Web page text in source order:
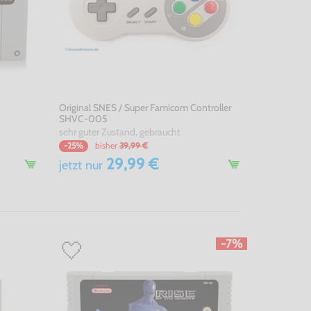
Original SNES / Super Famicom Controller
SHVC-005
sehr guter Zustand, gebraucht
-25% bisher 39,99 €
jetzt nur29,99 €
-7%